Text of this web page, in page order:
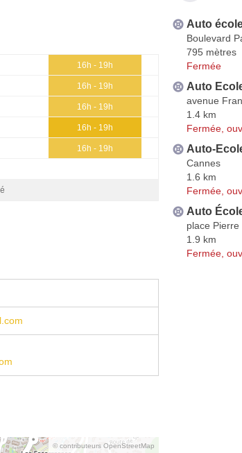
16h - 19h
16h - 19h
16h - 19h
16h - 19h
16h - 19h
© contributeurs OpenStreetMap
Auto
Boulevard
795 mètres
Fermée
Auto
avenue
1.4 km
Fermée,
Auto-
Cannes
1.6 km
Fermée,
Auto
place
1.9 km
Fermée,